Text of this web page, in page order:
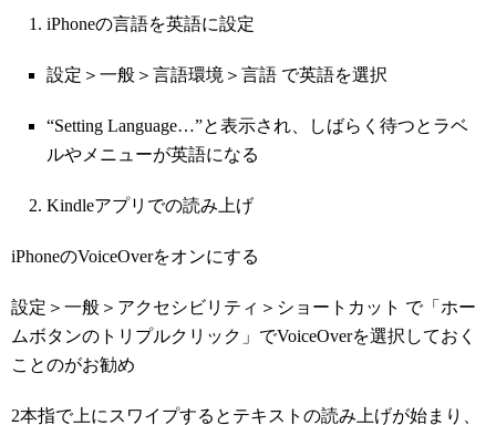
iPhoneの言語を英語に設定
設定＞一般＞言語環境＞言語 で英語を選択
“Setting Language…”と表示され、しばらく待つとラベ
ルやメニューが英語になる
Kindleアプリでの読み上げ
iPhoneのVoiceOverをオンにする
設定＞一般＞アクセシビリティ＞ショートカット で「ホー
ムボタンのトリプルクリック」でVoiceOverを選択しておく
ことのがお勧め
2本指で上にスワイプするとテキストの読み上げが始まり、